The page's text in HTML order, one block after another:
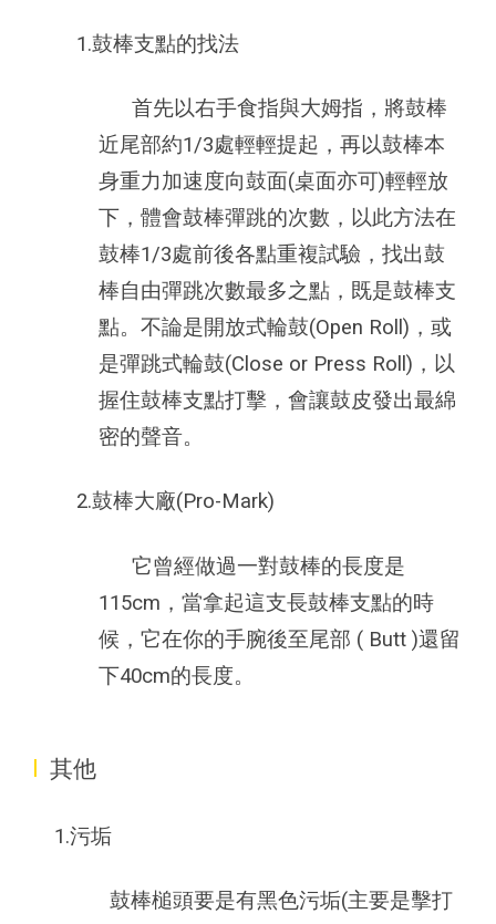
1.鼓棒支點的找法
首先以右手食指與大姆指，將鼓棒
近尾部約1/3處輕輕提起，再以鼓棒本
身重力加速度向鼓面(桌面亦可)輕輕放
下，體會鼓棒彈跳的次數，以此方法在
鼓棒1/3處前後各點重複試驗，找出鼓
棒自由彈跳次數最多之點，既是鼓棒支
點。不論是開放式輪鼓(Open Roll)，或
是彈跳式輪鼓(Close or Press Roll)，以
握住鼓棒支點打擊，會讓鼓皮發出最綿
密的聲音。
2.鼓棒大廠(Pro-Mark)
它曾經做過一對鼓棒的長度是
115cm，當拿起這支長鼓棒支點的時
候，它在你的手腕後至尾部 ( Butt )還留
下40cm的長度。
I其他
1.污垢
鼓棒槌頭要是有黑色污垢(主要是擊打